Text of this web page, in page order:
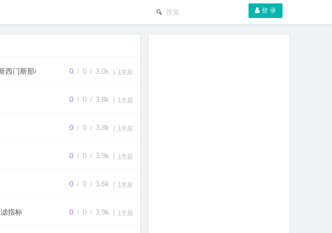
登 录
0 / 0 / 3.0k 1年前
西门斯那样的量化交易公司
0 / 0 / 3.8k 1年前
0 / 0 / 3.8k 1年前
0 / 0 / 3.9k 1年前
0 / 0 / 3.6k 1年前
0 / 0 / 3.9k 1年前
指标